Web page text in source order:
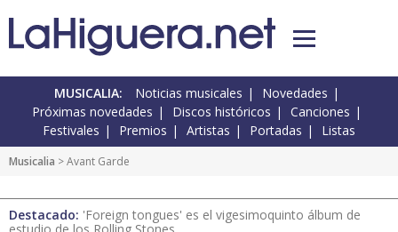
MUSICALIA: Noticias musicales
Novedades
Próximas novedades
Discos históricos
Canciones
Festivales
Premios Artistas Portadas Listas
Musicalia > Avant Garde
Destacado: 'Foreign tongues' es el vigesimoquinto álbum de